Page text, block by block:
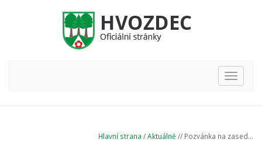
Hlavní
nabídka
Hlavní strana /Aktuálně // Pozvánka na zased...